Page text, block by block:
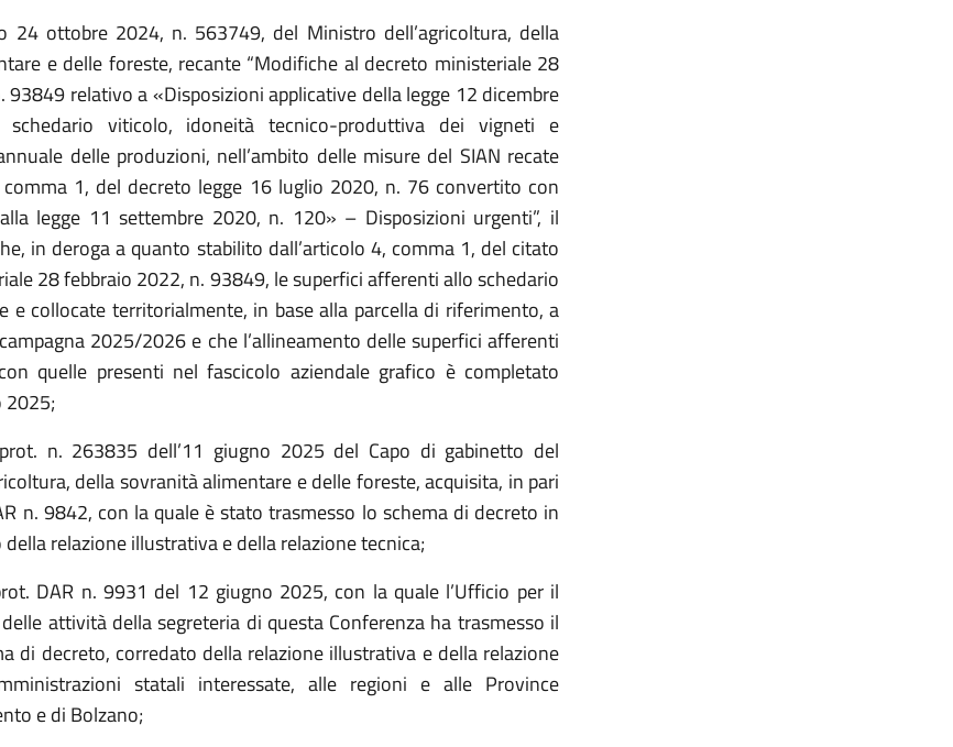
24 ottobre 2024, n. 563749, del Ministro dell’agricoltura, della
e delle foreste, recante “Modifiche al decreto ministeriale 28
93849 relativo a «Disposizioni applicative della legge 12 dicembre
viticolo, idoneità tecnico-produttiva dei vigneti e
delle produzioni, nell’ambito delle misure del SIAN recate
comma 1, del decreto legge 16 luglio 2020, n. 76 convertito con
legge 11 settembre 2020, n. 120» – Disposizioni urgenti”, il
in deroga a quanto stabilito dall’articolo 4, comma 1, del citato
28 febbraio 2022, n. 93849, le superfici afferenti allo schedario
e collocate territorialmente, in base alla parcella di riferimento, a
2025/2026 e che l’allineamento delle superfici afferenti
quelle presenti nel fascicolo aziendale grafico è completato
2025;
n. 263835 dell’11 giugno 2025 del Capo di gabinetto del
della sovranità alimentare e delle foreste, acquisita, in pari
n. 9842, con la quale è stato trasmesso lo schema di decreto in
relazione illustrativa e della relazione tecnica;
DAR n. 9931 del 12 giugno 2025, con la quale l’Ufficio per il
attività della segreteria di questa Conferenza ha trasmesso il
di decreto, corredato della relazione illustrativa e della relazione
statali interessate, alle regioni e alle Province
e di Bolzano;